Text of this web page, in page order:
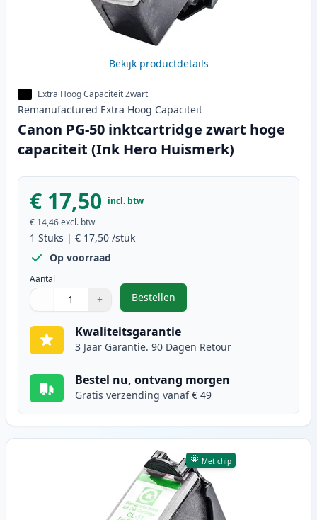
Bekijk productdetails
Extra Hoog Capaciteit Zwart
Remanufactured Extra Hoog Capaciteit
Canon PG-50 inktcartridge zwart hoge
capaciteit (Ink Hero Huismerk)
€ 17,50 incl. btw
€ 14,46excl. btw
1 Stuks | € 17,50 /stuk
Op voorraad
Aantal
Gebruik de knoppen om aan te passen
− +
1
Bestellen
,Canon PG-50 inktcartridge
Kwaliteitsgarantie
3 Jaar Garantie. 90 Dagen Retour
Bestel nu, ontvang morgen
Gratis verzending vanaf € 49
Met chip